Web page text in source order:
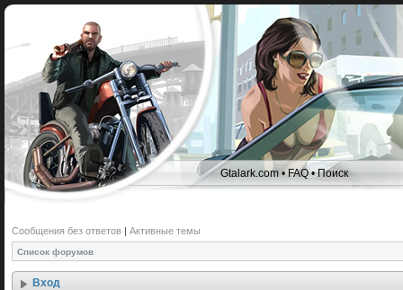
Gtalark.com •FAQ•Поиск
Сообщения без ответов | Активные темы
Список форумов
Вход